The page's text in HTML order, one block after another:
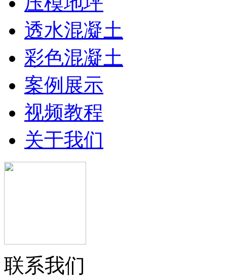
透水混凝土
彩色混凝土
案例展示
视频教程
关于我们
联系我们